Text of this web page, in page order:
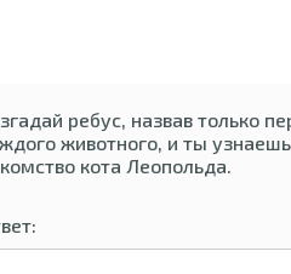
ребус, назвав только
животного, и ты
кота Леопольда.